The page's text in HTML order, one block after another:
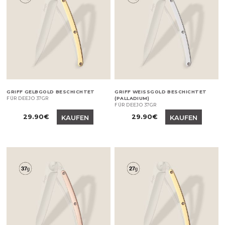
GRIFF GELBGOLD BESCHICHTET
FÜR DEEJO 37GR
Preis
29.90€ KAUFEN
GRIFF WEISSGOLD BESCHICHTET (
PALLADIUM)
FÜR DEEJO 37GR
Preis
29.90€ KAUFEN